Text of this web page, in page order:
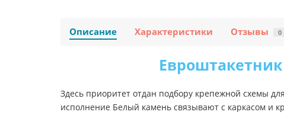
Описание Характеристики Отзывы 0
Здесь приоритет отдан подбору крепежной схемы
исполнение Белый камень связывают с каркасом и